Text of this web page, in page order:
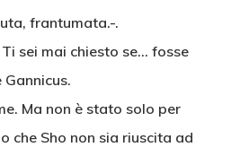
frantumata.-.
sei mai chiesto se… fosse
Ma non è stato solo per
che Sho non sia riuscita ad